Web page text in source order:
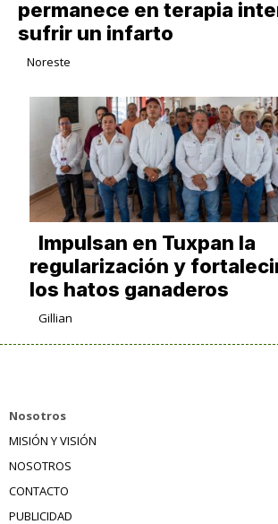
permanece en terapia
sufrir un infarto
Noreste
Impulsan en Tuxpan la
regularización y
los hatos ganaderos
Gillian
Nosotros
MISIÓN Y VISIÓN
NOSOTROS
CONTACTO
PUBLICIDAD